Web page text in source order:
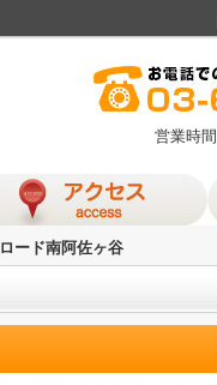
営業時
ード南阿佐ヶ谷